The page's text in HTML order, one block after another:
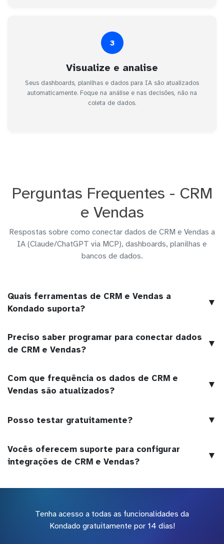
3
Visualize e analise
Seus dashboards, planilhas e dados para IA são atualizados
automaticamente. Foque na análise e nas decisões, não na
coleta de dados.
Perguntas Frequentes - CRM
e Vendas
Respostas sobre como conectar dados de CRM e Vendas a
IA (Claude/ChatGPT via MCP), dashboards, planilhas e
bancos de dados.
Quais ferramentas de CRM e Vendas a
Kondado suporta?
▼
Preciso saber programar para conectar dados
de CRM e Vendas?
▼
Com que frequência os dados de CRM e
Vendas são atualizados?
▼
Posso testar gratuitamente? ▼
Vocês oferecem suporte para configurar
integrações de CRM e Vendas?
▼
Tenha acesso a todas as funcionalidades da
Kondado gratuitamente por 14 dias!